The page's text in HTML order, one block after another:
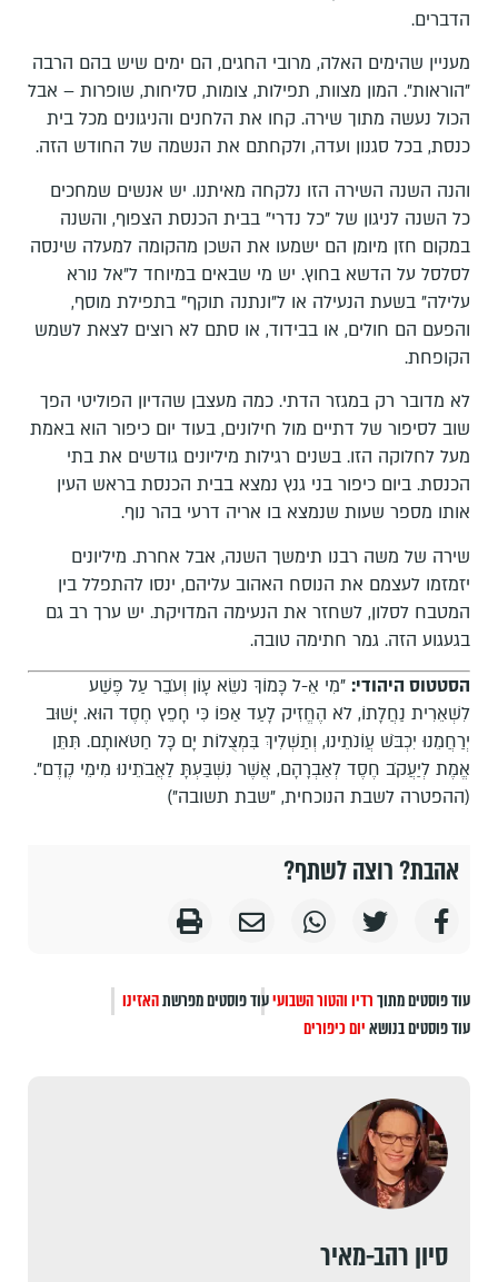
הדברים.
מעניין שהימים האלה, מרובי החגים, הם ימים שיש בהם הרבה
"הוראות". המון מצוות, תפילות, צומות, סליחות, שופרות – אבל
הכול נעשה מתוך שירה. קחו את הלחנים והניגונים מכל בית
כנסת, בכל סגנון ועדה, ולקחתם את הנשמה של החודש הזה.
והנה השנה השירה הזו נלקחה מאיתנו. יש אנשים שמחכים
כל השנה לניגון של "כל נדרי" בבית הכנסת הצפוף, והשנה
במקום חזן מיומן הם ישמעו את השכן מהקומה למעלה שינסה
לסלסל על הדשא בחוץ. יש מי שבאים במיוחד ל"אל נורא
עלילה" בשעת הנעילה או ל"ונתנה תוקף" בתפילת מוסף,
והפעם הם חולים, או בבידוד, או סתם לא רוצים לצאת לשמש
הקופחת.
לא מדובר רק במגזר הדתי. כמה מעצבן שהדיון הפוליטי הפך
שוב לסיפור של דתיים מול חילונים, בעוד יום כיפור הוא באמת
מעל לחלוקה הזו. בשנים רגילות מיליונים גודשים את בתי
הכנסת. ביום כיפור בני גנץ נמצא בבית הכנסת בראש העין
אותו מספר שעות שנמצא בו אריה דרעי בהר נוף.
שירה של משה רבנו תימשך השנה, אבל אחרת. מיליונים
יזמזמו לעצמם את הנוסח האהוב עליהם, ינסו להתפלל בין
המטבח לסלון, לשחזר את הנעימה המדויקת. יש ערך רב גם
בגעגוע הזה. גמר חתימה טובה.
הסטטוס היהודי: "מִי אֵ-ל כָּמוֹךָ נֹשֵׂא עָו‍ֹן וְעֹבֵר עַל פֶּשַׁע
לִשְׁאֵרִית נַחֲלָתוֹ, לֹא הֶחֱזִיק לָעַד אַפּוֹ כִּי חָפֵץ חֶסֶד הוּא. יָשׁוּב
יְרַחֲמֵנוּ יִכְבֹּשׁ עֲו‍ֹנֹתֵינוּ, וְתַשְׁלִיךְ בִּמְצֻלוֹת יָם כָּל חַטֹּאותָם. תִּתֵּן
אֱמֶת לְיַעֲקֹב חֶסֶד לְאַבְרָהָם, אֲשֶׁר נִשְׁבַּעְתָּ לַאֲבֹתֵינוּ מִימֵי קֶדֶם".
(ההפטרה לשבת הנוכחית, "שבת תשובה")
אהבת? רוצה לשתף?
עוד פוסטים מתוךרדיו והטור השבועיעוד פוסטים מפרשתהאזינו
עוד פוסטים בנושאיום כיפורים
סיון רהב-מאיר